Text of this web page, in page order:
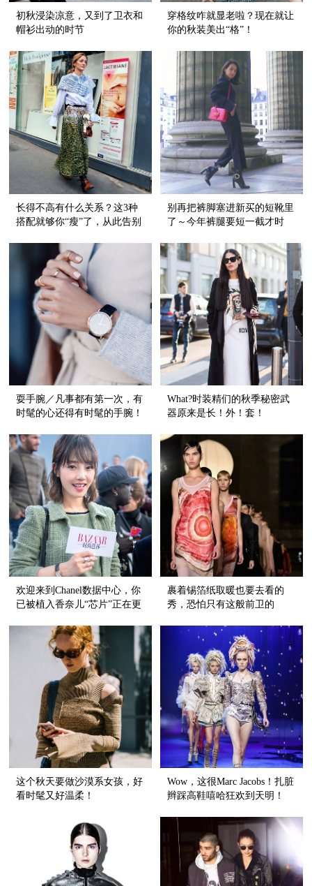
初秋浸染凉意，又到了卫衣和
帽衫出动的时节
穿格纹咋就显老啦？现在就让
你的秋装美出“格”！
长得不高有什么关系？这3种
搭配就够你“瘦”了，从此告别
别再把裤脚塞进新买的短靴里
了～今年裤腿要短一截才时
耍手腕／凡事都有第一次，有
时髦的心还得有时髦的手腕！
What?时装精们的秋季秘密武
器原来是长！外！套！
欢迎来到Chanel数据中心，你
已被植入香奈儿“芯片”正在更
裹着锡箔纸取暖也要去看的
秀，恐怕只有这般前卫的
这个秋天要做沙漠系女孩，好
看时髦又好温柔！
Wow，这很Marc Jacobs！扎脏
辫踩高鞋嘻哈狂欢到天明！